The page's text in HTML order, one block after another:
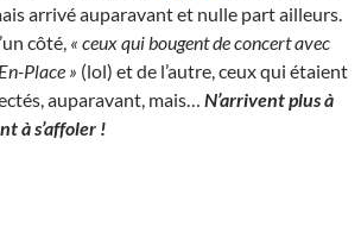
arrivé auparavant et nulle part ailleurs.
côté, « ceux qui bougent de concert avec
Place » (lol) et de l’autre, ceux qui étaient
auparavant, mais… N’arrivent plus à
à s’affoler !